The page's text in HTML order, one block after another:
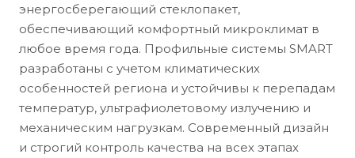
энергосберегающий стеклопакет,
обеспечивающий комфортный микроклимат в
любое время года. Профильные системы SMART
разработаны с учетом климатических
особенностей региона и устойчивы к перепадам
температур, ультрафиолетовому излучению и
механическим нагрузкам. Современный дизайн
и строгий контроль качества на всех этапах